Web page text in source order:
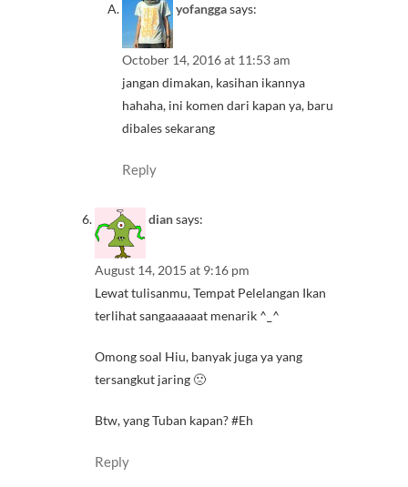
yofanggasays:
October 14, 2016 at 11:53 am
jangan dimakan, kasihan ikannya
hahaha, ini komen dari kapan ya, baru
dibales sekarang
Reply
diansays:
August 14, 2015 at 9:16 pm
Lewat tulisanmu, Tempat Pelelangan Ikan
terlihat sangaaaaaat menarik ^_^
Omong soal Hiu, banyak juga ya yang
tersangkut jaring 🙁
Btw, yang Tuban kapan? #Eh
Reply